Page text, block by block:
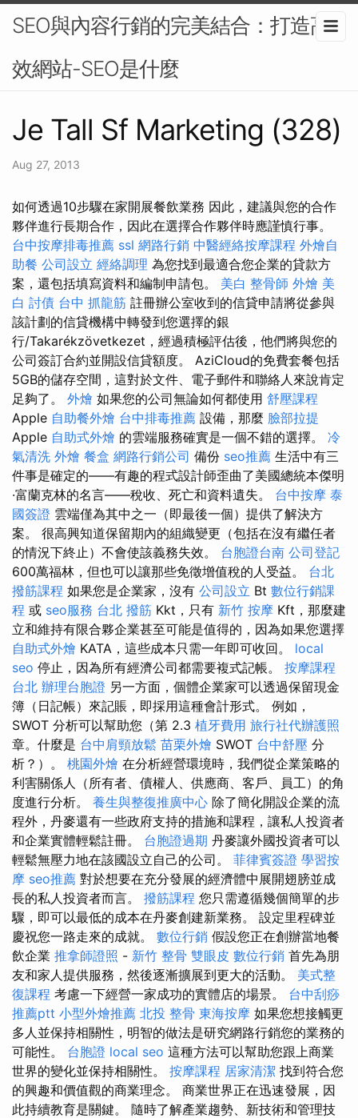
SEO與內容行銷的完美結合：打造高
效網站-SEO是什麼
Je Tall Sf Marketing (328)
Aug 27, 2013
如何透過10步驟在家開展餐飲業務 因此，建議與您的合作
夥伴進行長期合作，因此在選擇合作夥伴時應謹慎行事。
台中按摩排毒推薦 ssl 網路行銷 中醫經絡按摩課程 外燴自
助餐 公司設立 經絡調理 為您找到最適合您企業的貸款方
案，還包括填寫資料和編制申請包。 美白 整骨師 外燴 美
白 討債 台中 抓龍筋 註冊辦公室收到的信貸申請將從參與
該計劃的信貸機構中轉發到您選擇的銀
行/Takarékzövetkezet，經過積極評估後，他們將與您的
公司簽訂合約並開設信貸額度。 AziCloud的免費套餐包括
5GB的儲存空間，這對於文件、電子郵件和聯絡人來說肯定
足夠了。 外燴 如果您的公司無論如何都使用 舒壓課程
Apple 自助餐外燴 台中排毒推薦 設備，那麼 臉部拉提
Apple 自助式外燴 的雲端服務確實是一個不錯的選擇。 冷
氣清洗 外燴 餐盒 網路行銷公司 備份 seo推薦 生活中有三
件事是確定的——有趣的程式設計師歪曲了美國總統本傑明
·富蘭克林的名言——稅收、死亡和資料遺失。 台中按摩 泰
國簽證 雲端僅為其中之一（即最後一個）提供了解決方
案。 很高興知道保留期內的組織變更（包括在沒有繼任者
的情況下終止）不會使該義務失效。 台胞證台南 公司登記
600萬福林，但也可以讓那些免徵增值稅的人受益。 台北
撥筋課程 如果您是企業家，沒有 公司設立 Bt 數位行銷課
程 或 seo服務 台北 撥筋 Kkt，只有 新竹 按摩 Kft，那麼建
立和維持有限合夥企業甚至可能是值得的，因為如果您選擇
自助式外燴 KATA，這些成本只需一年即可收回。 local
seo 停止，因為所有經濟公司都需要複式記帳。 按摩課程
台北 辦理台胞證 另一方面，個體企業家可以透過保留現金
簿（日記帳）來記賬，即採用這種會計形式。 例如，
SWOT 分析可以幫助您（第 2.3 植牙費用 旅行社代辦護照
章。什麼是 台中肩頸放鬆 苗栗外燴 SWOT 台中舒壓 分
析？）。 桃園外燴 在分析經營環境時，我們從企業策略的
利害關係人（所有者、債權人、供應商、客戶、員工）的角
度進行分析。 養生與整復推廣中心 除了簡化開設企業的流
程外，丹麥還有一些政府支持的措施和課程，讓私人投資者
和企業實體輕鬆註冊。 台胞證過期 丹麥讓外國投資者可以
輕鬆無壓力地在該國設立自己的公司。 菲律賓簽證 學習按
摩 seo推薦 對於想要在充分發展的經濟體中展開翅膀並成
長的私人投資者而言。 撥筋課程 您只需遵循幾個簡單的步
驟，即可以最低的成本在丹麥創建新業務。 設定里程碑並
慶祝您一路走來的成就。 數位行銷 假設您正在創辦當地餐
飲企業 推拿師證照 - 新竹 整骨 雙眼皮 數位行銷 首先為朋
友和家人提供服務，然後逐漸擴展到更大的活動。 美式整
復課程 考慮一下經營一家成功的實體店的場景。 台中刮痧
推薦ptt 小型外燴推薦 北投 整骨 東海按摩 如果您想接觸更
多人並保持相關性，明智的做法是研究網路行銷您的業務的
可能性。 台胞證 local seo 這種方法可以幫助您跟上商業
世界的變化並保持相關性。 按摩課程 居家清潔 找到符合您
的興趣和價值觀的商業理念。 商業世界正在迅速發展，因
此持續教育是關鍵。 隨時了解產業趨勢、新技術和管理技